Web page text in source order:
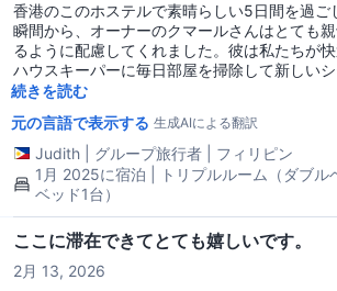
香港のこのホステルで素晴らしい5日間を過ご
瞬間から、オーナーのクマールさんはとても
るように配慮してくれました。彼は私たちが快
ハウスキーパーに毎日部屋を掃除して新しい
するよう指示していました。 インドネシアのハウスキーパーもとて
小さいものの、3人には完璧で、清潔で手入れ
タボとヒーターがある自分のトイレ付きでした
でした。また、部屋にはエアコンと天井ファ
たが、冬だったのでほとんど必要ありませんで
快適で、安らかな眠りを確保してくれました。 ミニソファ、ダイニ
ングテーブル、椅子もあり、スペースがより
た。ヘアドライヤーも良いサービスで、充電
整っているのも気に入りました—旅行用アダプ
続きを読む
元の言語で表示する 生成AIによる翻訳
Judith グループ旅行者
フィリピン
1月 2025に宿泊 | トリプルルーム（ダブル
ベッド1台）
ここに滞在できてとても嬉しいです。
2月 13, 2026